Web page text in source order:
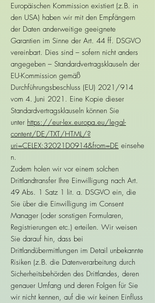
Europäischen Kommission existiert (z.B. in
den USA) haben wir mit den Empfängern
der Daten anderweitige geeignete
Garantien im Sinne der Art. 44 ff. DSGVO
vereinbart. Dies sind – sofern nicht anders
angegeben – Standardvertragsklauseln der
EU-Kommission gemäß
Durchführungsbeschluss (EU) 2021/914
vom 4. Juni 2021. Eine Kopie dieser
Standardvertragsklauseln können Sie
unter https://eur-lex.europa.eu/legal-
content/DE/TXT/HTML/?
uri=CELEX:32021D0914&from=DE einsehe
n.
Zudem holen wir vor einem solchen
Drittlandtransfer Ihre Einwilligung nach Art.
49 Abs. 1 Satz 1 lit. a. DSGVO ein, die
Sie über die Einwilligung im Consent
Manager (oder sonstigen Formularen,
Registrierungen etc.) erteilen. Wir weisen
Sie darauf hin, dass bei
Drittlandübermittlungen im Detail unbekannte
Risiken (z.B. die Datenverarbeitung durch
Sicherheitsbehörden des Drittlandes, deren
genauer Umfang und deren Folgen für Sie
wir nicht kennen, auf die wir keinen Einfluss